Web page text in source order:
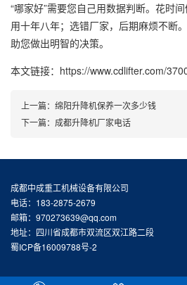
“哪家好”需要您自己用数据判断。花时
用十年八年；选错厂家，后期麻烦不断
助您做出明智的决策。
本文链接：https://www.cdlifter.com/
上一篇： 绵阳升降机保养一次多少钱
下一篇： 成都升降机厂家电话
成都中成重工机械设备有限公司
电话：183-2875-2679
邮箱：970273639@qq.com
地址：四川省成都市双流区双江路二段
蜀ICP备16009788号-2